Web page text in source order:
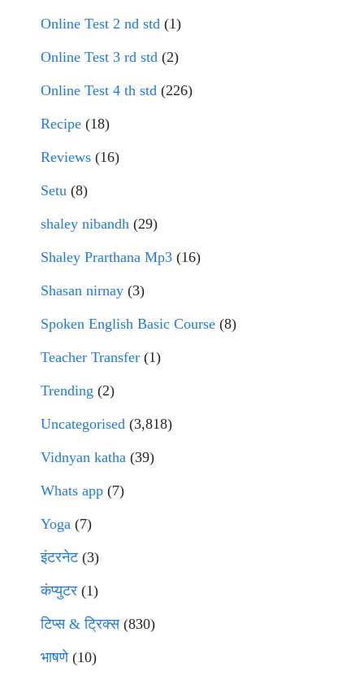
Online Test 2 nd std (1)
Online Test 3 rd std (2)
Online Test 4 th std (226)
Recipe (18)
Reviews (16)
Setu (8)
shaley nibandh (29)
Shaley Prarthana Mp3 (16)
Shasan nirnay (3)
Spoken English Basic Course (8)
Teacher Transfer (1)
Trending (2)
Uncategorised (3,818)
Vidnyan katha (39)
Whats app (7)
Yoga (7)
इंटरनेट(3)
कंप्युटर (1)
टिप्स & ट्रिक्स(830)
भाषणे(10)